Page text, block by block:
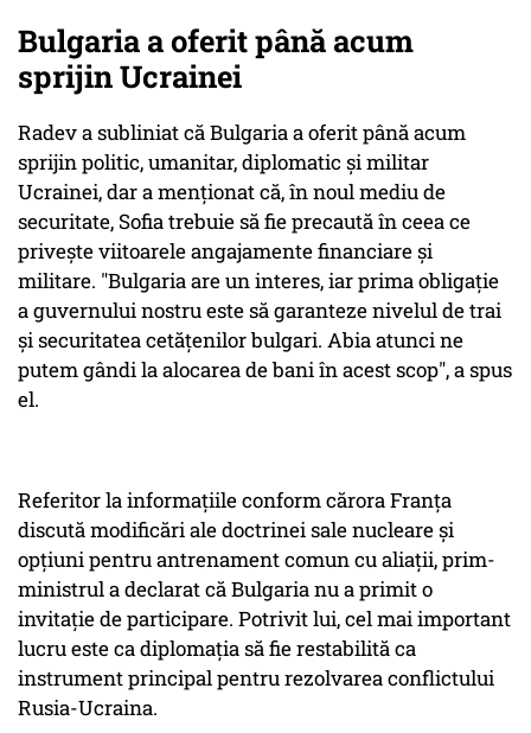
Bulgaria a oferit până acum
sprijin Ucrainei
Radev a subliniat că Bulgaria a oferit până acum
sprijin politic, umanitar, diplomatic şi militar
Ucrainei, dar a menţionat că, în noul mediu de
securitate, Sofia trebuie să fie precaută în ceea ce
priveşte viitoarele angajamente financiare şi
militare. "Bulgaria are un interes, iar prima obligaţie
a guvernului nostru este să garanteze nivelul de trai
şi securitatea cetăţenilor bulgari. Abia atunci ne
putem gândi la alocarea de bani în acest scop", a spus
el.
Referitor la informaţiile conform cărora Franţa
discută modificări ale doctrinei sale nucleare şi
opţiuni pentru antrenament comun cu aliaţii, prim-
ministrul a declarat că Bulgaria nu a primit o
invitaţie de participare. Potrivit lui, cel mai important
lucru este ca diplomaţia să fie restabilită ca
instrument principal pentru rezolvarea conflictului
Rusia-Ucraina.